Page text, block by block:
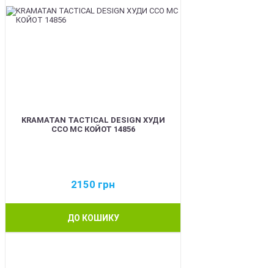
KRAMATAN TACTICAL DESIGN ХУДИ
ССО МС КОЙОТ 14856
2150 грн
ДО КОШИКУ